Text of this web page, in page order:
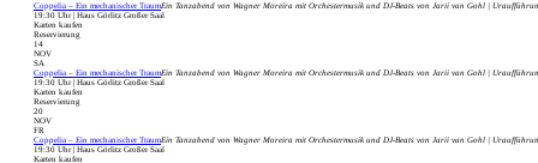
Coppelia – Ein mechanischer TraumEin Tanzabend von Wagner Moreira mit Orchestermusik und DJ-Beats von Jarii van Gohl |
19:30 Uhr | Haus Görlitz Großer Saal
Karten kaufen
Reservierung
14
NOV
SA
Coppelia – Ein mechanischer TraumEin Tanzabend von Wagner Moreira mit Orchestermusik und DJ-Beats von Jarii van Gohl |
19:30 Uhr | Haus Görlitz Großer Saal
Karten kaufen
Reservierung
20
NOV
FR
Coppelia – Ein mechanischer TraumEin Tanzabend von Wagner Moreira mit Orchestermusik und DJ-Beats von Jarii van Gohl |
19:30 Uhr | Haus Görlitz Großer Saal
Karten kaufen